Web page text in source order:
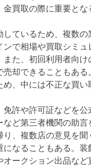
買取の際に重要とな
ているため、複数
で相場や買取シミ
た、初回利用者向
却できることもあ
、中には不正な買い
許や許可証などを
ど第三者機関の助
、複数店の意見を
なることもある。
ークション出品な